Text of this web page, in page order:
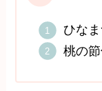
ひな
桃の